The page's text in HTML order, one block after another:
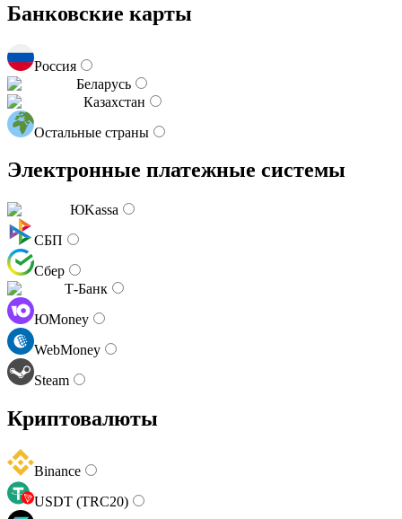
Банковские карты
Россия
Беларусь
Казахстан
Остальные страны
Электронные платежные системы
ЮKassa
СБП
Сбер
Т-Банк
ЮMoney
WebMoney
Steam
Криптовалюты
Binance
USDT (TRC20)